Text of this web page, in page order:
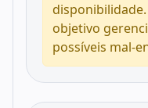
objetivo
possíveis mal-